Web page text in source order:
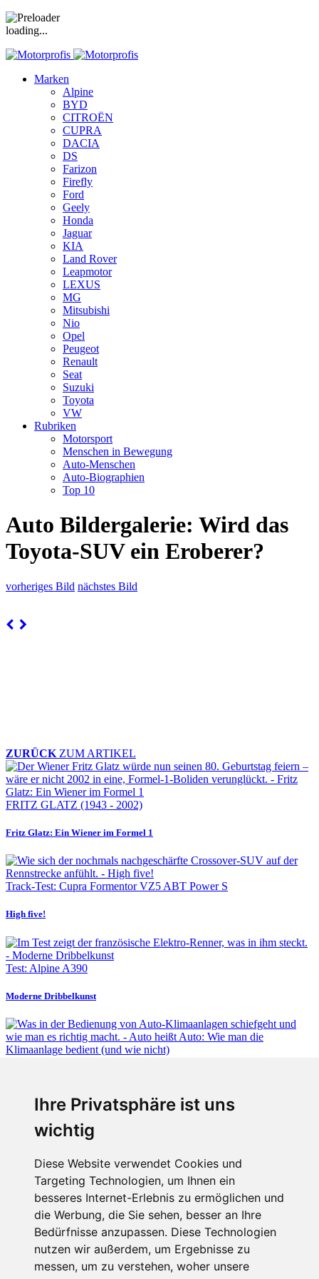
Ihre Privatsphäre ist uns
wichtig
Diese Website verwendet Cookies und
Targeting Technologien, um Ihnen ein
besseres Internet-Erlebnis zu ermöglichen und
die Werbung, die Sie sehen, besser an Ihre
Bedürfnisse anzupassen. Diese Technologien
nutzen wir außerdem, um Ergebnisse zu
messen, um zu verstehen, woher unsere
loading...
Marken
Alpine
BYD
CITROËN
CUPRA
DACIA
DS
Farizon
Firefly
Ford
Geely
Honda
Jaguar
KIA
Land Rover
Leapmotor
LEXUS
MG
Mitsubishi
Nio
Opel
Peugeot
Renault
Seat
Suzuki
Toyota
VW
Rubriken
Motorsport
Menschen in Bewegung
Auto-Menschen
Auto-Biographien
Top 10
Auto Bildergalerie: Wird das
Toyota-SUV ein Eroberer?
vorheriges Bild nächstes Bild
ZURÜCK ZUM ARTIKEL
FRITZ GLATZ (1943 - 2002)
Fritz Glatz: Ein Wiener im Formel 1
Track-Test: Cupra Formentor VZ5 ABT Power S
High five!
Test: Alpine A390
Moderne Dribbelkunst
Auto heißt Auto: Wie man die Klimaanlage bedient (und wie nicht)
Fabian Steiner
Der großen Katzensprung mit dem Jaguar Type 01
Menschen in Bewegung